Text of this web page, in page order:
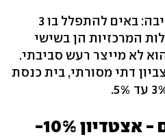
בית כנסת לא מפריע לסביבה: באים להתפלל בו 3
המרכזיות הן בשישי
לא מייצר רעש סביבתי.
דתי מסורתי, בית כנסת
10%-